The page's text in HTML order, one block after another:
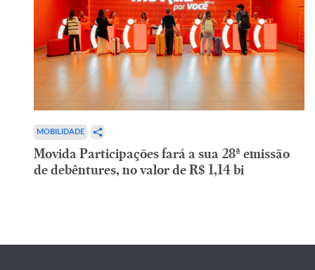
MOBILIDADE
Movida Participações fará a sua 28ª emissão
de debêntures, no valor de R$ 1,14 bi